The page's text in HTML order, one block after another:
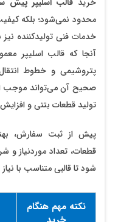
محدود نمی‌شود؛ بلکه
خدمات فنی تولیدکننده
آنجا که قالب اسلیپر
پتروشیمی و خطوط
صحیح آن می‌تواند موجب
تولید قطعات بتنی و
پیش از ثبت سفارش،
قطعات، تعداد موردنیاز و
شود تا قالبی متناسب با
نکته مهم هنگام